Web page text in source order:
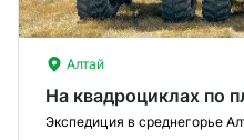
Алтай
На квадроциклах по
Экспедиция в среднегорье